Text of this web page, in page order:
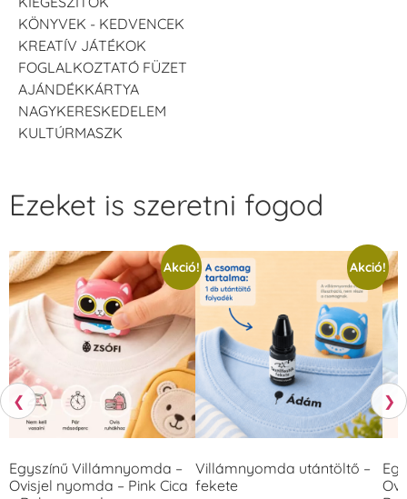
KÖNYVEK - KEDVENCEK
KREATÍV JÁTÉKOK
FOGLALKOZTATÓ FÜZET
AJÁNDÉKKÁRTYA
NAGYKERESKEDELEM
KULTÚRMASZK
❮
Ezeket is szeretni fogod
Akció!
Egyszínű Villámnyomda –
Ovisjel nyomda – Pink Cica
Akció!
Villámnyomda utántöltő –
fekete
❯